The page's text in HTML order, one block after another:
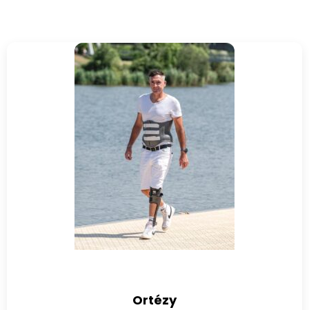
Ortézy